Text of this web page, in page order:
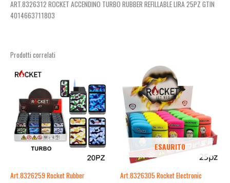
ART.8326312 ROCKET ACCENDINO TURBO RUBBER REFILLABLE LIRA 25PZ GTIN
4014663711803
Prodotti correlati
Art.8326259 Rocket Rubber
ESAURITO
Art.8326305 Rocket Electronic